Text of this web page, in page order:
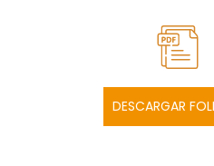
DESCARGAR